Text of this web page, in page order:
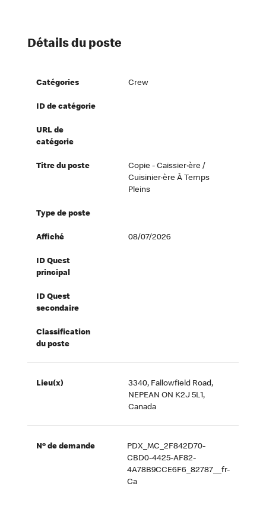
Détails du poste
Catégories Crew
ID de catégorie
URL de
catégorie
Titre du poste
Copie - Caissier·ère /
Cuisinier·ère À Temps
Pleins
Type de poste
Affiché 08/07/2026
ID Quest
principal
ID Quest
secondaire
Classification
du poste
Lieu(x)
3340, Fallowfield Road,
NEPEAN ON K2J 5L1,
Canada
Nº de demande
PDX_MC_2F842D70-
CBD0-4425-AF82-
4A78B9CCE6F6_82787__fr-
Ca